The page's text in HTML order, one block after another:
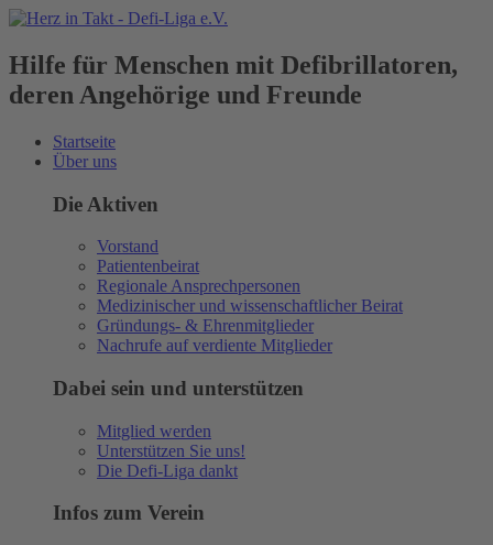
Hilfe für Menschen mit Defibrillatoren,
deren Angehörige und Freunde
Startseite
Über uns
Die Aktiven
Vorstand
Patientenbeirat
Regionale Ansprechpersonen
Medizinischer und wissenschaftlicher Beirat
Gründungs- & Ehrenmitglieder
Nachrufe auf verdiente Mitglieder
Dabei sein und unterstützen
Mitglied werden
Unterstützen Sie uns!
Die Defi-Liga dankt
Infos zum Verein